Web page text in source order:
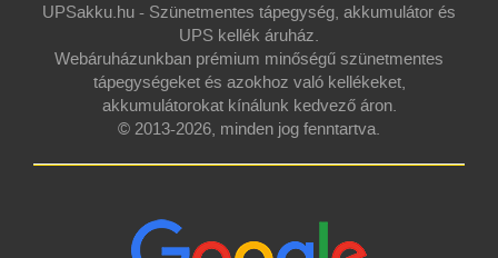
UPSakku.hu - Szünetmentes tápegység, akkumulátor és
UPS kellék áruház.
Webáruházunkban prémium minőségű szünetmentes
tápegységeket és azokhoz való kellékeket,
akkumulátorokat kínálunk kedvező áron.
© 2013-2026, minden jog fenntartva.